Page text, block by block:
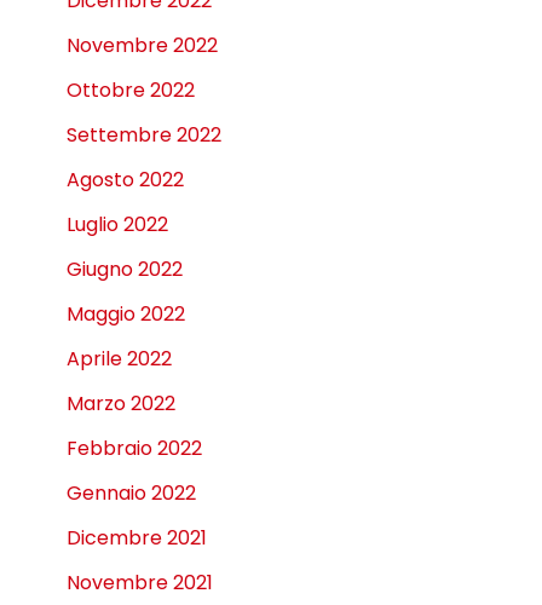
Novembre 2022
Ottobre 2022
Settembre 2022
Agosto 2022
Luglio 2022
Giugno 2022
Maggio 2022
Aprile 2022
Marzo 2022
Febbraio 2022
Gennaio 2022
Dicembre 2021
Novembre 2021